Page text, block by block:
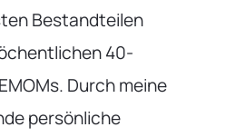
Bestandteilen
40-
Durch meine
persönliche